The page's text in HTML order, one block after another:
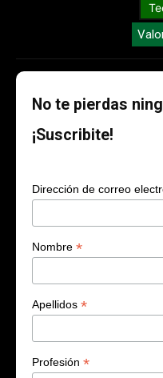
No te pierdas
¡Suscribite!
Dirección de correo
Nombre *
Apellidos *
Profesión *